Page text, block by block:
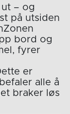
– og
på utsiden
bord og
fyrer
er
alle å
braker løs